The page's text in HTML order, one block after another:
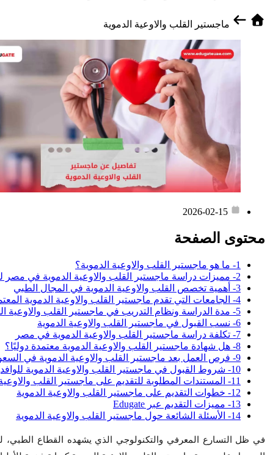
ماجستير القلب والاوعية الدموية
2026-02-15
محتوى الصفحة
1- ما هو ماجستير القلب والاوعية الدموية؟
2- مميزات دراسة ماجستير القلب والاوعية الدموية في مصر للوافدين
3- أهمية تخصص القلب والاوعية الدموية في المجال الطبي
4- الجامعات التي تقدم ماجستير القلب والاوعية الدموية المعتمد
5- مدة الدراسة ونظام التدريب في ماجستير القلب والاوعية الدموية
6- نسب القبول في ماجستير القلب والاوعية الدموية
7- تكلفة دراسة ماجستير القلب والاوعية الدموية في مصر
8- هل شهادة ماجستير القلب والاوعية الدموية معتمدة دوليًا؟
9- فرص العمل بعد ماجستير القلب والاوعية الدموية في السعودية
10- شروط القبول في ماجستير القلب والاوعية الدموية للوافدين
11- المستندات المطلوبة للتقديم على ماجستير القلب والاوعية الدموية
12- خطوات التقديم على ماجستير القلب والاوعية الدموية
13- مميزات التقديم عبر Edugate
14- الأسئلة الشائعة حول ماجستير القلب والاوعية الدموية
في ظل التسارع المعرفي والتكنولوجي الذي يشهده القطاع الطبي،